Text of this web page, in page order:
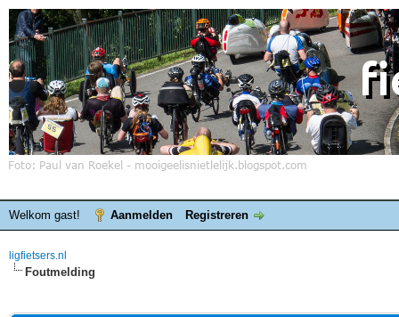
Welkom gast! Aanmelden Registreren
ligfietsers.nl
Foutmelding